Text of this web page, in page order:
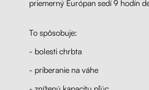
priemerný Európan sedí 9 hodín
To spôsobuje:
- bolesti chrbta
- priberanie na váhe